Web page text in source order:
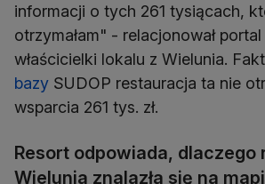
informacji o tych 261 tysiącach,
otrzymałam" - relacjonował
właścicielki lokalu z Wielunia.
bazy SUDOP restauracja ta nie
wsparcia 261 tys. zł.
Resort odpowiada, dlaczego
Wielunia znalazła się na